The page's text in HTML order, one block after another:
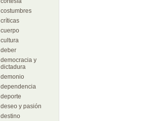
costumbres
críticas
cuerpo
cultura
deber
democracia y
dictadura
demonio
dependencia
deporte
deseo y pasión
destino